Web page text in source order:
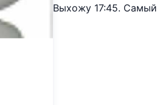
Выхожу 17:45. Самый